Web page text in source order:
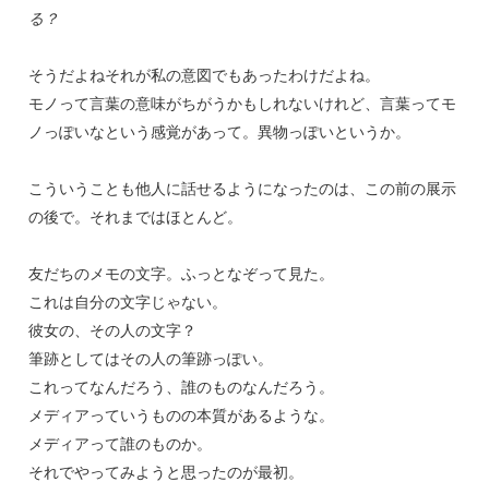
る？
そうだよねそれが私の意図でもあったわけだよね。
モノって言葉の意味がちがうかもしれないけれど、言葉ってモ
ノっぽいなという感覚があって。異物っぽいというか。
こういうことも他人に話せるようになったのは、この前の展示
の後で。それまではほとんど。
友だちのメモの文字。ふっとなぞって見た。
これは自分の文字じゃない。
彼女の、その人の文字？
筆跡としてはその人の筆跡っぽい。
これってなんだろう、誰のものなんだろう。
メディアっていうものの本質があるような。
メディアって誰のものか。
それでやってみようと思ったのが最初。